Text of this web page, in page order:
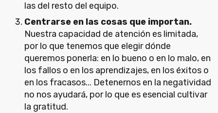
las del resto del equipo.
Centrarse en las cosas que importan.
Nuestra capacidad de atención es limitada,
por lo que tenemos que elegir dónde
queremos ponerla: en lo bueno o en lo malo, en
los fallos o en los aprendizajes, en los éxitos o
en los fracasos... Detenernos en la negatividad
no nos ayudará, por lo que es esencial cultivar
la gratitud.